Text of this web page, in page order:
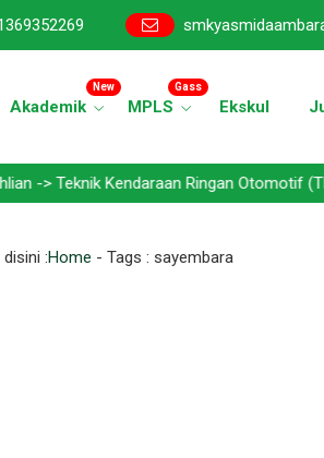
Akademik
New
MPLS
Gass
Ekskul
Kendaraan Ringan Otomotif
:Home - Tags : sayembara